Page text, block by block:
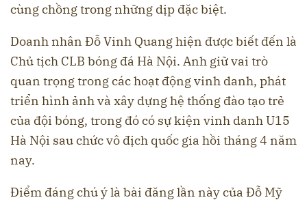
cùng chồng trong những dịp đặc biệt.
Doanh nhân Đỗ Vinh Quang hiện được biết đến là
Chủ tịch CLB bóng đá Hà Nội. Anh giữ vai trò
quan trọng trong các hoạt động vinh danh, phát
triển hình ảnh và xây dựng hệ thống đào tạo trẻ
của đội bóng, trong đó có sự kiện vinh danh U15
Hà Nội sau chức vô địch quốc gia hồi tháng 4 năm
nay.
Điểm đáng chú ý là bài đăng lần này của Đỗ Mỹ